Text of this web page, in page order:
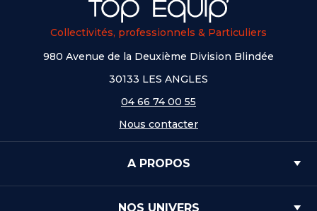
Collectivités, professionnels & Particuliers
980 Avenue de la Deuxième Division Blindée
30133 LES ANGLES
04 66 74 00 55
Nous contacter
A PROPOS
NOS UNIVERS